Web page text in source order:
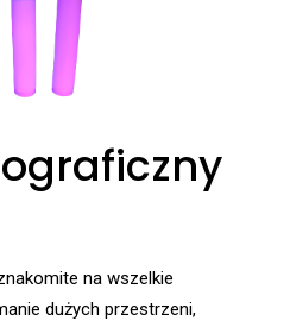
na wszelkie
dużych przestrzeni,